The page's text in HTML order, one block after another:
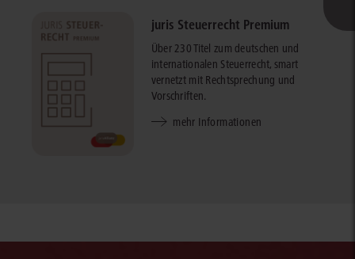
juris Steuerrecht Premium
Über 230 Titel zum deutschen und
internationalen Steuerrecht, smart
vernetzt mit Rechtsprechung und
Vorschriften.
mehr Informationen